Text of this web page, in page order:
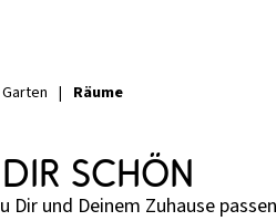
| Räume
schön
Dir und Deinem Zuhause